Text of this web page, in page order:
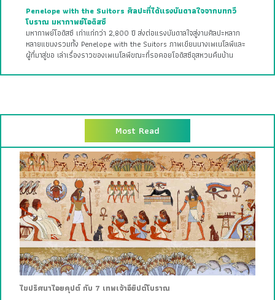
Penelope with the Suitors ศิลปะที่ได้แรงบันดาลใจจากบทกวี
โบราณ มหากาพย์โอดิสซี
มหากาพย์โอดิสซี เก่าแก่กว่า 2,800 ปี ส่งต่อแรงบันดาลใจสู่งานศิลปะหลาก
หลายแขนงรวมทั้ง Penelope with the Suitors ภาพเขียนนางเพเนโลพีและ
ผู้ที่มาสู่ขอ เล่าเรื่องราวของเพเนโลพีขณะที่รอคอยโอดิสซีอุสหวนคืนบ้าน
Most Read
ไขปริศนาไอยคุปต์ กับ 7 เทพเจ้าอียิปต์โบราณ